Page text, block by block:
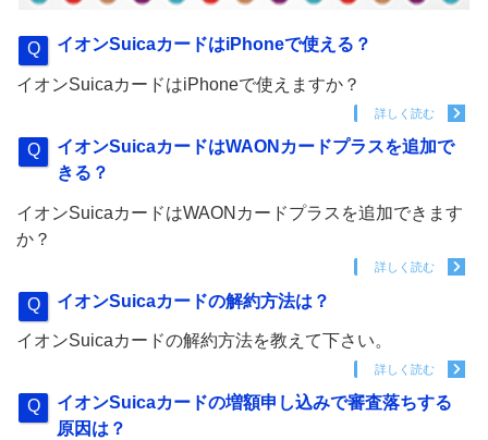
イオンSuicaカードはiPhoneで使える？
イオンSuicaカードはiPhoneで使えますか？
詳しく読む
イオンSuicaカードはWAONカードプラスを追加で
きる？
イオンSuicaカードはWAONカードプラスを追加できます
か？
詳しく読む
イオンSuicaカードの解約方法は？
イオンSuicaカードの解約方法を教えて下さい。
詳しく読む
イオンSuicaカードの増額申し込みで審査落ちする
原因は？